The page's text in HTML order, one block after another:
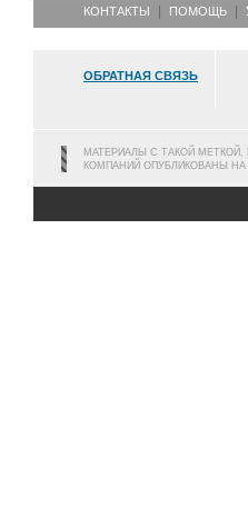
КОНТАКТЫ ПОМОЩЬ
ОБРАТНАЯ СВЯЗЬ
МАТЕРИАЛЫ С ТАКОЙ
КОМПАНИЙ ОПУБЛИКОВАНЫ